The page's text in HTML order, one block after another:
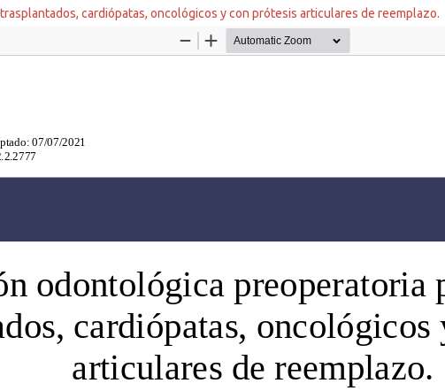
cardiópatas, oncológicos y con prótesis articulares de reemplazo.